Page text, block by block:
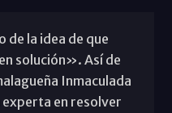
la idea de que
solución». Así de
Inmaculada
en resolver